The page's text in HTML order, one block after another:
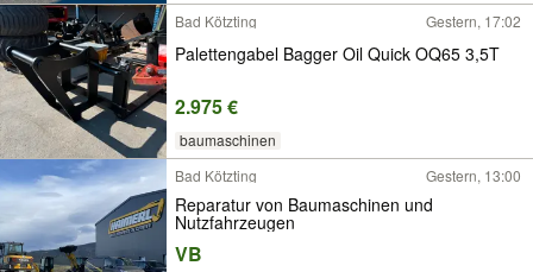
Bad Kötzting
Gestern, 17:02
Palettengabel Bagger Oil Quick OQ65 3,5T
2.975 €
baumaschinen
Bad Kötzting
Gestern, 13:00
Reparatur von Baumaschinen und
Nutzfahrzeugen
VB